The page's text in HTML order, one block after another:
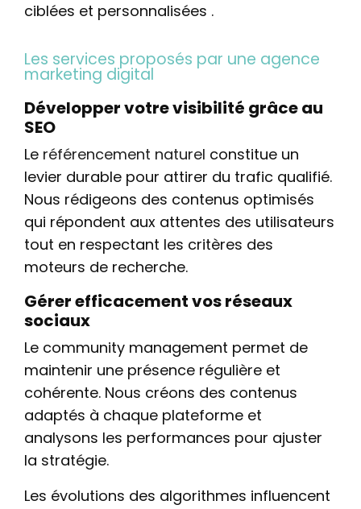
ciblées et personnalisées .
Les services proposés par une agence
marketing digital
Développer votre visibilité grâce au
SEO
Le référencement naturel constitue un
levier durable pour attirer du trafic qualifié.
Nous rédigeons des contenus optimisés
qui répondent aux attentes des utilisateurs
tout en respectant les critères des
moteurs de recherche.
Gérer efficacement vos réseaux
sociaux
Le community management permet de
maintenir une présence régulière et
cohérente. Nous créons des contenus
adaptés à chaque plateforme et
analysons les performances pour ajuster
la stratégie.
Les évolutions des algorithmes influencent